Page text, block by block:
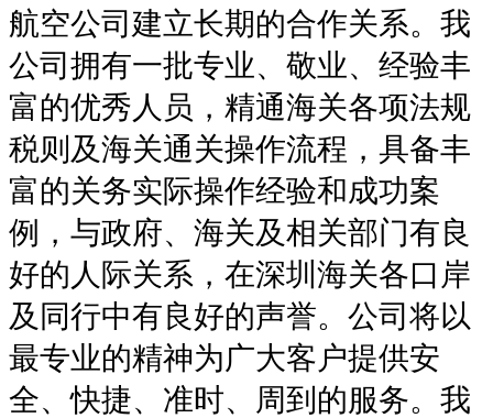
航空公司建立长期的合作关系。我
公司拥有一批专业、敬业、经验丰
富的优秀人员，精通海关各项法规
税则及海关通关操作流程，具备丰
富的关务实际操作经验和成功案
例，与政府、海关及相关部门有良
好的人际关系，在深圳海关各口岸
及同行中有良好的声誉。公司将以
最专业的精神为广大客户提供安
全、快捷、准时、周到的服务。我